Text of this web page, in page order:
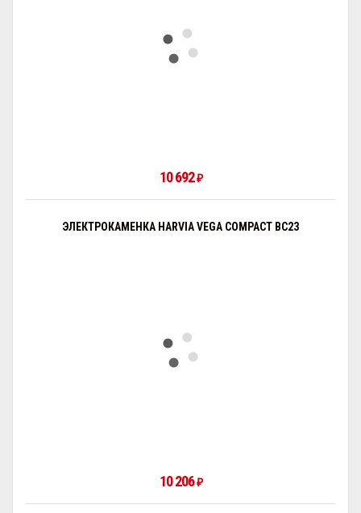
10 692₽
ЭЛЕКТРОКАМЕНКА HARVIA VEGA COMPACT BC23
10 206₽